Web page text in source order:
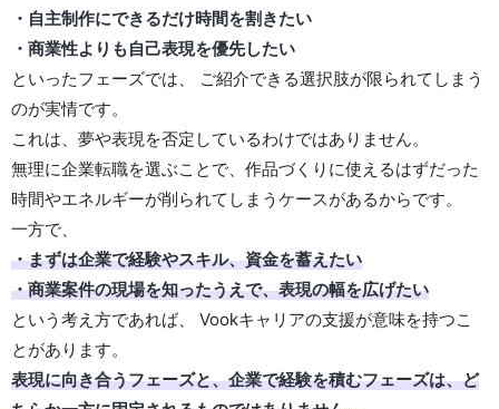
・自主制作にできるだけ時間を割きたい
・商業性よりも自己表現を優先したい
といったフェーズでは、 ご紹介できる選択肢が限られてしまう
のが実情です。
これは、夢や表現を否定しているわけではありません。
無理に企業転職を選ぶことで、作品づくりに使えるはずだった
時間やエネルギーが削られてしまうケースがあるからです。
一方で、
・まずは企業で経験やスキル、資金を蓄えたい
・商業案件の現場を知ったうえで、表現の幅を広げたい
という考え方であれば、 Vookキャリアの支援が意味を持つこ
とがあります。
表現に向き合うフェーズと、企業で経験を積むフェーズは、ど